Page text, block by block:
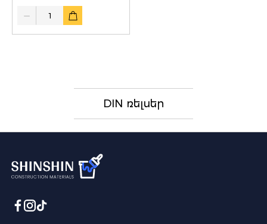
Quantity
DIN ռելսեր